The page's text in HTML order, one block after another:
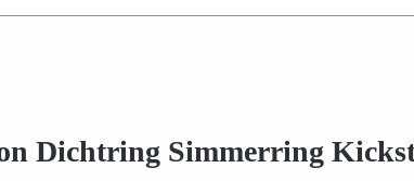
Dichtring Simmerring